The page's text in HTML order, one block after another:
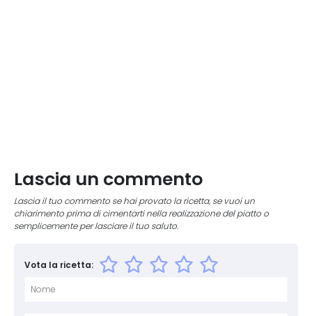
Lascia un commento
Lascia il tuo commento se hai provato la ricetta, se vuoi un
chiarimento prima di cimentarti nella realizzazione del piatto o
semplicemente per lasciare il tuo saluto.
Vota la ricetta: